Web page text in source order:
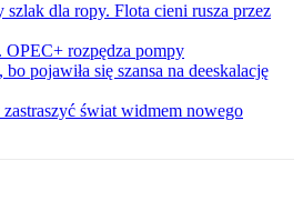
szlak dla ropy. Flota cieni rusza przez
rozpędza pompy
pojawiła się szansa na deeskalację
świat widmem nowego